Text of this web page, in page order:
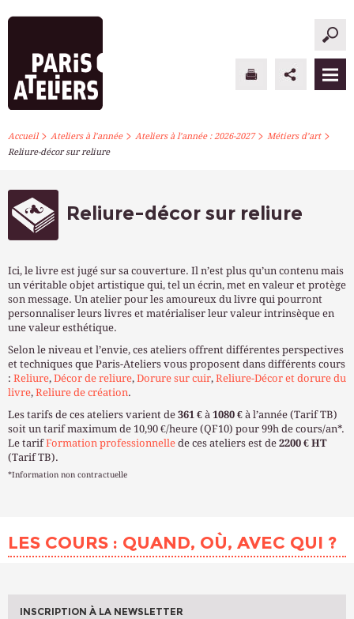
PARIS ATELIERS
ATELIERS À L’ANNÉE
INFOS PRATIQUES
S’INSCRIRE
Accueil> Ateliers à l’année> Ateliers à l’année : 2026-2027> Métiers d’art>
Reliure-décor sur reliure
Reliure-décor sur reliure
Ici, le livre est jugé sur sa couverture. Il n’est plus qu’un contenu mais
un véritable objet artistique qui, tel un écrin, met en valeur et protège
son message. Un atelier pour les amoureux du livre qui pourront
personnaliser leurs livres et matérialiser leur valeur intrinsèque en
une valeur esthétique.
Selon le niveau et l’envie, ces ateliers offrent différentes perspectives
et techniques que Paris-Ateliers vous proposent dans différents cours
: Reliure, Décor de reliure, Dorure sur cuir, Reliure-Décor et dorure du
livre, Reliure de création.
Les tarifs de ces ateliers varient de 361 € à 1080 € à l’année (Tarif TB)
soit un tarif maximum de 10,90 €/heure (QF10) pour 99h de cours/an*.
Le tarifFormation professionnelle de ces ateliers est de 2200 € HT
(Tarif TB).
*Information non contractuelle
LES COURS : QUAND, OÙ, AVEC QUI ?
INSCRIPTION À LA NEWSLETTER